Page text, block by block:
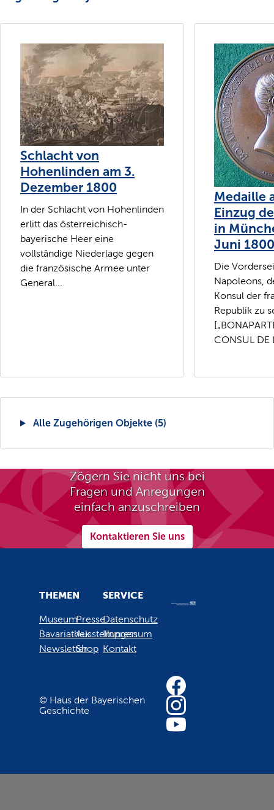
Schlacht von
Hohenlinden am 3.
Dezember 1800
In der Schlacht von Hohenlinden
erlitt das österreichisch-
bayerische Heer eine
vollständige Niederlage gegen
die französische Armee unter
General...
Medaille
Einzug
in
Juni
Die
Napoleons,
Konsul der
Republik zu
CONSUL DE
Alle Zugehörigen Objekte (5)
Zögern Sie nicht uns bei
Fragen und Anregungen
einfach anzuschreiben
Kontaktieren Sie uns
THEMEN
Museum
Bavariathek
Newsletter
Presse
Ausstellungen
Shop
SERVICE
Datenschutz
Impressum
Kontakt
© Haus der Bayerischen
Geschichte